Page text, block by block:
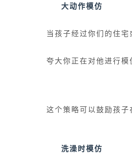
大动作模仿
当孩子经过你们的住
夸大你正在对他进行模
这个策略可以鼓励孩子
洗澡时模仿